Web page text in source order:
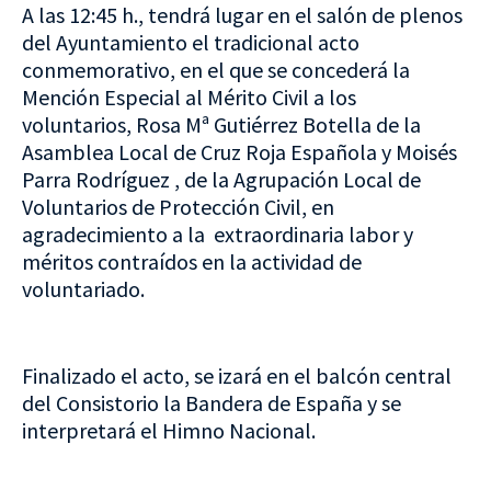
A las 12:45 h., tendrá lugar en el salón de plenos
del Ayuntamiento el tradicional acto
conmemorativo, en el que se concederá la
Mención Especial al Mérito Civil a los
voluntarios, Rosa Mª Gutiérrez Botella de la
Asamblea Local de Cruz Roja Española y Moisés
Parra Rodríguez , de la Agrupación Local de
Voluntarios de Protección Civil, en
agradecimiento a la extraordinaria labor y
méritos contraídos en la actividad de
voluntariado.
Finalizado el acto, se izará en el balcón central
del Consistorio la Bandera de España y se
interpretará el Himno Nacional.